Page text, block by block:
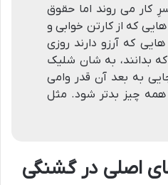
سرِ کار می روند اما حقوق
که از کارتن خوابی و
که آرزو دارند روزی
بدانند، به شان شلیک
به بعد آن قدر وامی
چیز بدتر شود. مثل
اصلی در گشنگی